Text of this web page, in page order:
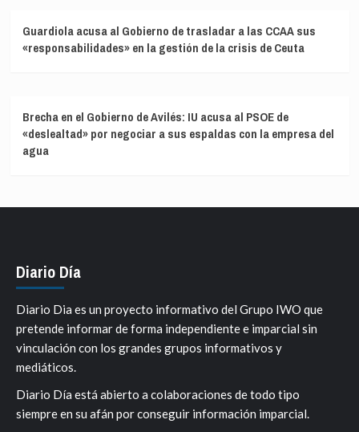
Guardiola acusa al Gobierno de trasladar a las CCAA sus
«responsabilidades» en la gestión de la crisis de Ceuta
Brecha en el Gobierno de Avilés: IU acusa al PSOE de
«deslealtad» por negociar a sus espaldas con la empresa del
agua
Diario Día
Diario Dia es un proyecto informativo del Grupo IWO que
pretende informar de forma independiente e imparcial sin
vinculación con los grandes grupos informativos y
mediáticos.
Diario Día está abierto a colaboraciones de todo tipo
siempre en su afán por conseguir información imparcial.